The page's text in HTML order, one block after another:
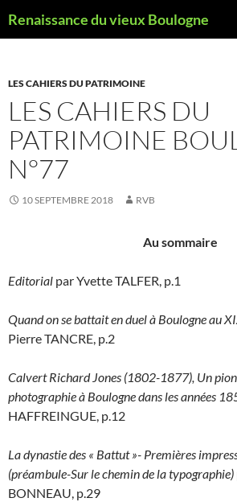
auRenaissance du vieux Boulogne
LES CAHIERS DU PATRIMOINE
LES CAHIERS DU
PATRIMOINE
N°77
10 SEPTEMBRE 2018 RVB
Au sommaire
Editorial par Yvette TALFER, p.1
Quand on se battait en duel à Boulogne au
Pierre TANCRE, p.2
Calvert Richard Jones (1802-1877), Un
photographie à Boulogne dans les années
HAFFREINGUE, p.12
La dynastie des « Battut »- Premières
(préambule-Sur le chemin de la typographie)
BONNEAU, p.29